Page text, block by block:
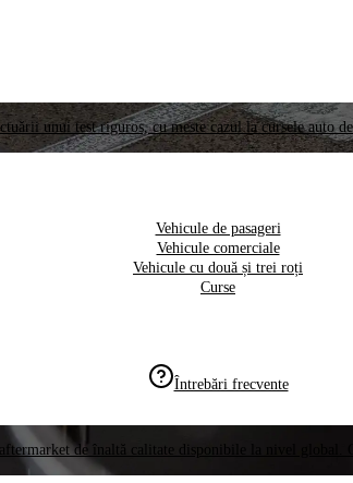
unui test riguros, cu meste cazul la cursele auto
Vehicule de pasageri
Vehicule comerciale
Vehicule cu două și trei roți
Curse
Întrebări frecvente
de înaltă calitate disponibile la nivel global.